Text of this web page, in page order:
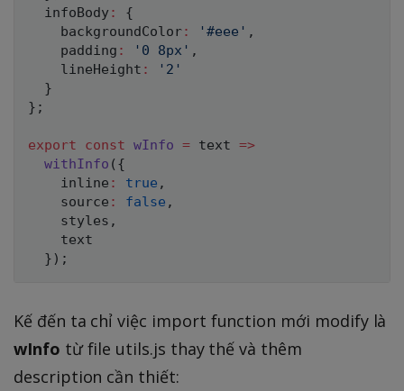
  infoBody
:
{
    backgroundColor
: '#eee' ,
    padding
: '0 8px' ,
    lineHeight
:
'2'
}
} ;
export const wInfo = text =>
withInfo ( {
    inline
: true ,
    source
: false ,
    styles
,
    text
} ) ;
Kế đến ta chỉ việc import function mới modify là
wInfo từ file utils.js thay thế và thêm
description cần thiết: